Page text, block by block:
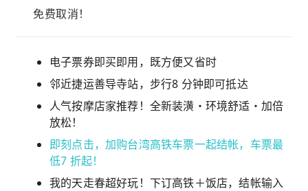
免费取消！
电子票券即买即用，既方便又省时
邻近捷运善导寺站，步行8 分钟即可抵达
人气按摩店家推荐！全新装潢・环境舒适・加倍
放松！
即刻点击，加购台湾高铁车票一起结帐，车票最
低7 折起！
我的天走春超好玩！下订高铁＋饭店，结帐输入